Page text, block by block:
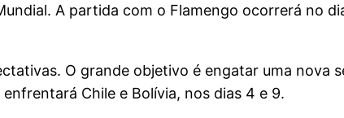
A partida com o Flamengo ocorrerá no
O grande objetivo é engatar uma nova
Chile e Bolívia, nos dias 4 e 9.